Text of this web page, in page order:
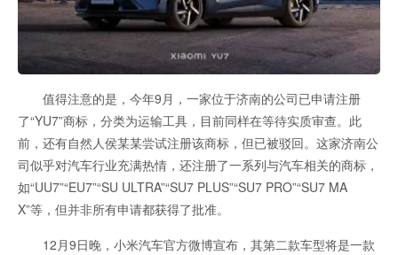
值得注意的是，今年9月，一家位于济南的公司已申请注册
了“YU7”商标，分类为运输工具，目前同样在等待实质审查。此
前，还有自然人侯某某尝试注册该商标，但已被驳回。这家济南公
司似乎对汽车行业充满热情，还注册了一系列与汽车相关的商标，
如“UU7”“EU7”“SU ULTRA”“SU7 PLUS”“SU7 PRO”“SU7 MA
X”等，但并非所有申请都获得了批准。
12月9日晚，小米汽车官方微博宣布，其第二款车型将是一款